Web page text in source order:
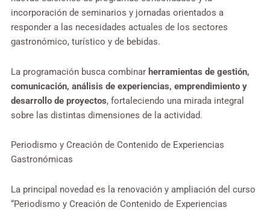
incorporación de seminarios y jornadas orientados a
responder a las necesidades actuales de los sectores
gastronómico, turístico y de bebidas.
La programación busca combinar herramientas de gestión,
comunicación, análisis de experiencias, emprendimiento y
desarrollo de proyectos, fortaleciendo una mirada integral
sobre las distintas dimensiones de la actividad.
Periodismo y Creación de Contenido de Experiencias
Gastronómicas
La principal novedad es la renovación y ampliación del curso
“Periodismo y Creación de Contenido de Experiencias